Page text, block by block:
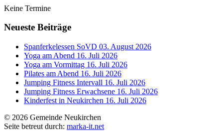
Keine Termine
Neueste Beiträge
Spanferkelessen SoVD 03. August 2026
Yoga am Abend 16. Juli 2026
Yoga am Vormittag 16. Juli 2026
Pilates am Abend 16. Juli 2026
Jumping Fitness Intervall 16. Juli 2026
Jumping Fitness Erwachsene 16. Juli 2026
Kinderfest in Neukirchen 16. Juli 2026
© 2026 Gemeinde Neukirchen
Seite betreut durch: marka-it.net